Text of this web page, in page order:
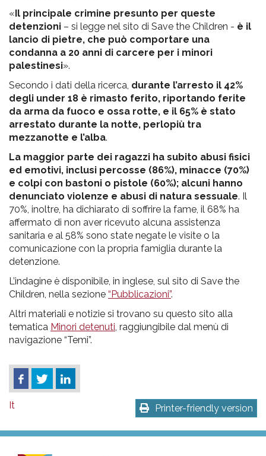
«Il principale crimine presunto per queste
detenzioni – si legge nel sito di Save the Children - è il
lancio di pietre, che può comportare una
condanna a 20 anni di carcere per i minori
palestinesi».
Secondo i dati della ricerca, durante l’arresto il 42%
degli under 18 è rimasto ferito, riportando ferite
da arma da fuoco e ossa rotte, e il 65% è stato
arrestato durante la notte, perlopiù tra
mezzanotte e l’alba.
La maggior parte dei ragazzi ha subito abusi fisici
ed emotivi, inclusi percosse (86%), minacce (70%)
e colpi con bastoni o pistole (60%); alcuni hanno
denunciato violenze e abusi di natura sessuale. Il
70%, inoltre, ha dichiarato di soffrire la fame, il 68% ha
affermato di non aver ricevuto alcuna assistenza
sanitaria e al 58% sono state negate le visite o la
comunicazione con la propria famiglia durante la
detenzione.
L’indagine è disponibile, in inglese, sul sito di Save the
Children, nella sezione “Pubblicazioni”.
Altri materiali e notizie si trovano su questo sito alla
tematica Minori detenuti , raggiungibile dal menù di
navigazione “Temi”.
Printer-friendly version
It